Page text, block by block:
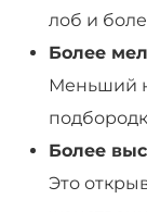
лоб и
Более
Меньший
Более
Это